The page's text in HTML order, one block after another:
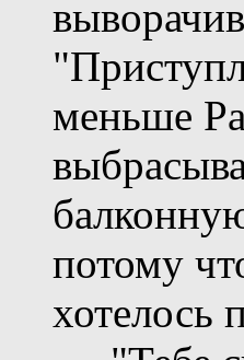
меньше
потому
хотелось